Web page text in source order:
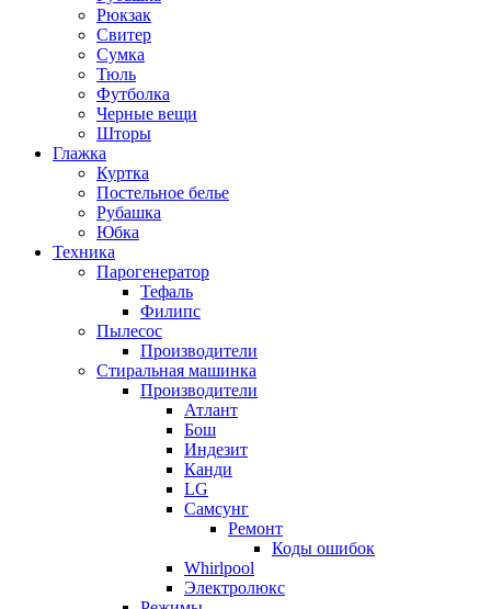
Рюкзак
Свитер
Сумка
Тюль
Футболка
Черные вещи
Шторы
Глажка
Куртка
Постельное белье
Рубашка
Юбка
Техника
Парогенератор
Тефаль
Филипс
Пылесос
Производители
Стиральная машинка
Производители
Атлант
Бош
Индезит
Канди
LG
Самсунг
Ремонт
Коды ошибок
Whirlpool
Электролюкс